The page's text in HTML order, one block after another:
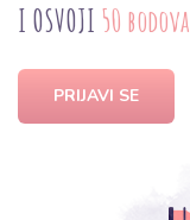
I OSVOJI 50 bodova
PRIJAVI SE